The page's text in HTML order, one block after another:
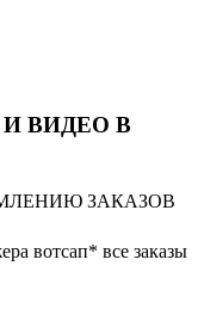
ВИДЕО В
ЗАКАЗОВ
вотсап* все заказы